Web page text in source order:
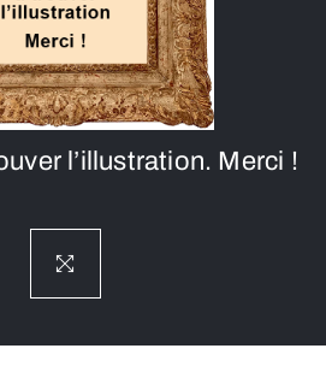
l’illustration. Merci !